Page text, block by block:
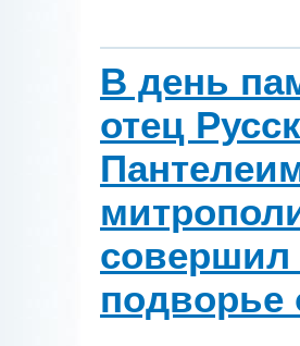
В день
отец
совершил
подворье